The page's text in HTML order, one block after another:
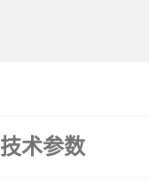
技术参数